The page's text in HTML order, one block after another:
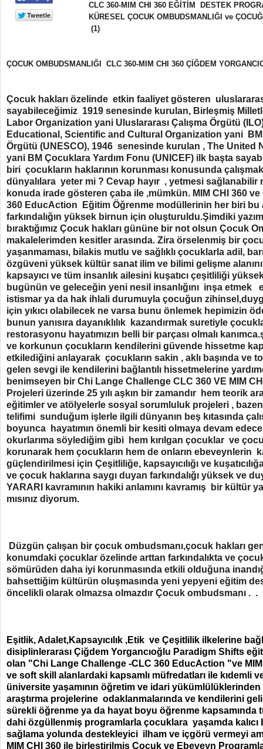
CLC 360-MIM CHI 360 EĞİTİM DESTEK
KÜRESEL ÇOCUK OMBUDSMANLIĞI ve
(1)
ÇOCUK OMBUDSMANLIĞI CLC 360-MIM CHI 360 ÇİĞDEM
Çocuk hakları özelinde etkin faaliyet gösteren
sayabileceğimiz 1919 senesinde kurulan, Birleşmiş
Labor Organization yani Uluslararası Çalışma Örgütü
Educational, Scientific and Cultural Organization yani
Örgütü (UNESCO), 1946 senesinde kurulan , The United
yani BM Çocuklara Yardım Fonu (UNICEF) ilk başta
biri çocukların haklarının korunması konusunda
dünyalılara yeter mi ? Cevap hayır , yetmesi sağlanabilir
konuda irade gösteren çaba ile ,mümkün. MIM CHI 360
360 EducAction Eğitim Öğrenme modüllerinin her biri bu
farkındalığın yüksek birnun için oluşturuldu.Şimdiki
bıraktığımız Çocuk hakları gününe bir not olsun Çocuk
makalelerimden kesitler arasında. Zira örselenmiş bir
yaşanmaması, bilakis mutlu ve sağlıklı çocuklarla adil,
özgüveni yüksek kültür sanat ilim ve bilimi gelişme
kapsayıcı ve tüm insanlık ailesini kuşatıcı çeşitliliği
bugünün ve geleceğin yeni nesil insanlığını inşa etmek
istismar ya da hak ihlali durumuyla çocuğun
için yıkıcı olabilecek ne varsa bunu önlemek hepimizin
bunun yanısıra dayanıklılık kazandırmak suretiyle
restorasyonu hayatımızın belli bir parçası olmalı
ve korkunun çocukların kendilerini güvende hissetme
etkilediğini anlayarak çocukların sakin , aklı başında ve
gelen sevgi ile kendilerini bağlantılı hissetmelerine
benimseyen bir Chi Lange Challenge CLC 360 VE MIM
Projeleri üzerinde 25 yılı aşkın bir zamandır hem teorik
eğitimler ve atölyelerle sosyal sorumluluk projeleri ,
telifimi sunduğum işlerle ilgili dünyanın beş kıtasında
boyunca hayatımın önemli bir kesiti olmaya devam
okurlarıma söylediğim gibi hem kırılgan çocuklar ve
korunarak hem çocukların hem de onların ebeveynlerin
güçlendirilmesi için Çeşitliliğe, kapsayıcılığı ve
ve çocuk haklarına saygı duyan farkındalığı yüksek ve
YARARI kavramının hakiki anlamını kavramış bir kültür
mısınız diyorum.
Düzgün çalışan bir çocuk ombudsmanı,çocuk hakları
konumdaki çocuklar özelinde arttan farkındalıkta ve
sömürüden daha iyi korunmasında etkili olduğuna
bahsettiğim kültürün oluşmasında yeni yepyeni eğitim
öncelikli olarak olmazsa olmazdır Çocuk ombudsmanı . .
Eşitlik, Adalet,Kapsayıcılık ,Etik ve Çeşitlilik ilkelerine
disiplinlerarası Çiğdem Yorgancıoğlu Paradigm Shifts
olan "Chi Lange Challenge -CLC 360 EducAction "ve
ve soft skill alanlardaki kapsamlı müfredatları ile kıdemli
üniversite yaşamının öğretim ve idari yükümlülüklerinden
araştırma projelerine odaklanmalarında ve kendilerini
sürekli öğrenme ya da hayat boyu öğrenme kapsamında
dahi özgüllenmiş programlarla çocuklara yaşamda kalıcı
sağlama yolunda destekleyici ilham ve içgörü vermeyi
MIM CHI 360 ile birleştirilmiş Çocuk ve Ebeveyn